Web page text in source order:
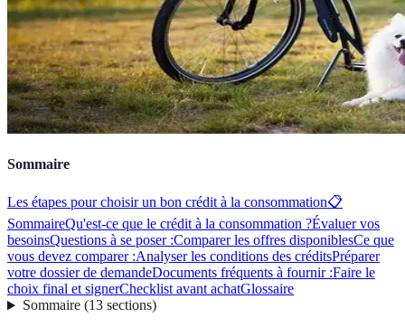
Sommaire
Les étapes pour choisir un bon crédit à la consommation📋
SommaireQu'est-ce que le crédit à la consommation ?Évaluer vos
besoinsQuestions à se poser :Comparer les offres disponiblesCe que
vous devez comparer :Analyser les conditions des créditsPréparer
votre dossier de demandeDocuments fréquents à fournir :Faire le
choix final et signerChecklist avant achatGlossaire
Sommaire(13 sections)